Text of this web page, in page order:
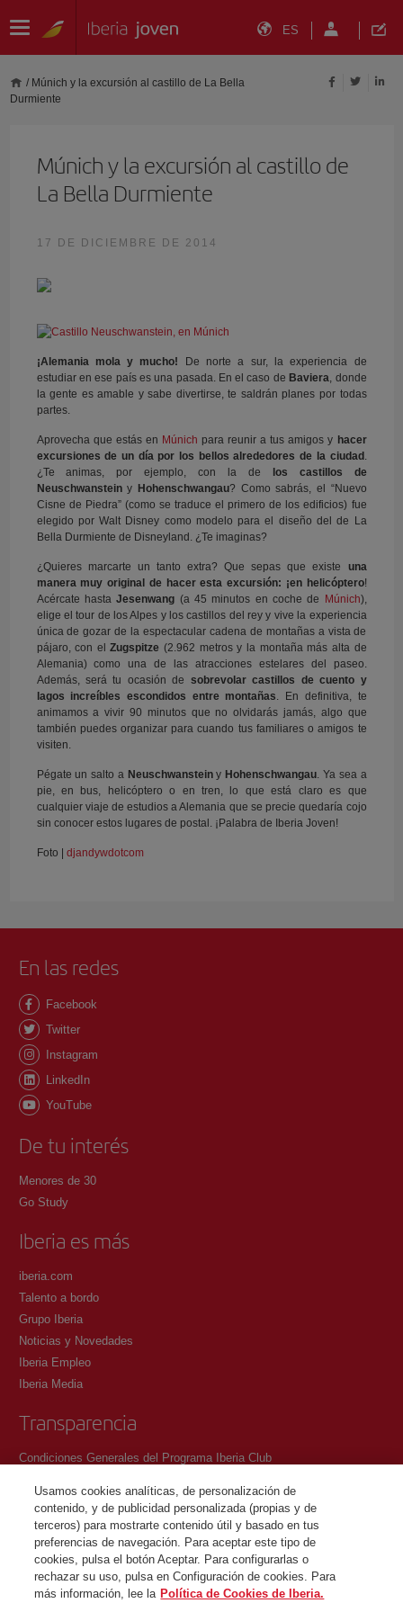
ES
/ Múnich y la excursión al castillo de La Bella
Durmiente
Múnich y la excursión al castillo de
La Bella Durmiente
17 DE DICIEMBRE DE 2014
¡Alemania mola y mucho!
De norte a sur, la experiencia de
estudiar en ese país es una pasada. En el caso de Baviera, donde
la gente es amable y sabe divertirse, te saldrán planes por todas
partes.
Aprovecha que estás en Múnich para reunir a tus amigos y hacer
excursiones de un día por los bellos alrededores de la ciudad .
¿Te animas, por ejemplo, con la de los castillos de
Neuschwansteiny Hohenschwangau? Como sabrás, el “Nuevo
Cisne de Piedra” (como se traduce el primero de los edificios) fue
elegido por Walt Disney como modelo para el diseño del de La
Bella Durmiente de Disneyland. ¿Te imaginas?
¿Quieres marcarte un tanto extra? Que sepas que existe una
manera muy original de hacer esta excursión: ¡en helicóptero!
Acércate hastaJesenwang (a 45 minutos en coche de Múnich),
elige el tour de los Alpes y los castillos del rey y vive la experiencia
única de gozar de la espectacular cadena de montañas a vista de
pájaro, con elZugspitze (2.962 metros y la montaña más alta de
Alemania) como una de las atracciones estelares del paseo.
Además, será tu ocasión de sobrevolar castillos de cuento y
lagos increíbles escondidos entre montañas. En definitiva, te
animamos a vivir 90 minutos que no olvidarás jamás, algo que
también puedes organizar para cuando tus familiares o amigos te
visiten.
Pégate un salto a Neuschwansteiny Hohenschwangau. Ya sea a
pie, en bus, helicóptero o en tren, lo que está claro es que
cualquier viaje de estudios a Alemania que se precie quedaría cojo
sin conocer estos lugares de postal. ¡Palabra de Iberia Joven!
Foto | djandywdotcom
En las redes
Facebook
Twitter
Instagram
LinkedIn
YouTube
De tu interés
Menores de 30
Go Study
Iberia es más
iberia.com
Talento a bordo
Grupo Iberia
Noticias y Novedades
Iberia Empleo
Iberia Media
Transparencia
Condiciones Generales del Programa Iberia Club
Política de protección de datos personales
Gestión y Política de cookies
Contacto
©Iberia Joven 2026. Todos los derechos reservados.
Usamos cookies analíticas, de personalización de
contenido, y de publicidad personalizada (propias y de
terceros) para mostrarte contenido útil y basado en tus
preferencias de navegación. Para aceptar este tipo de
cookies, pulsa el botón Aceptar. Para configurarlas o
rechazar su uso, pulsa en Configuración de cookies. Para
más información, lee la Política de Cookies de Iberia.